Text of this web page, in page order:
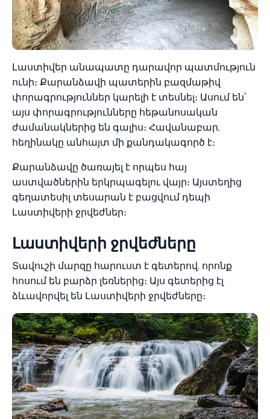
Լաստիվեր անապատը դարավոր պատմություն
ունի։ Քարանձավի պատերին բազմաթիվ
փորագրություններ կարելի է տեսնել։ Ասում են՝
այս փորագրությունները հեթանոսական
ժամանակներից են գալիս։ Հավանաբար,
հեղինակը անհայտ մի քանդակագործ է։
Քարանձավը ծառայել է որպես հայ
աստվածներին երկրպագելու վայր։ Այստեղից
գեղատեսիլ տեսարան է բացվում դեպի
Լաստիվերի ջրվեժներ։
Լաստիվերի ջրվեժները
Տավուշի մարզը հարուստ է գետերով, որոնք
հոսում են բարձր լեռներից։ Այս գետերից էլ
ձևավորվել են Լաստիվերի ջրվեժները։